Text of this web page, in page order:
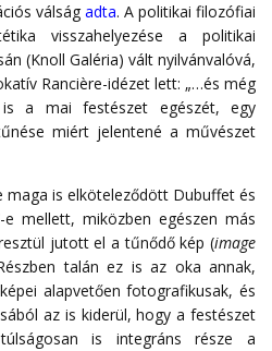
válság adta. A politikai filozófiai
visszahelyezése a politikai
(Knoll Galéria) vált nyilvánvalóvá,
Rancière-idézet lett: „…és még
a mai festészet egészét, egy
miért jelentené a művészet
maga is elköteleződött Dubuffet és
e mellett, miközben egészen más
jutott el a tűnődő kép (image
talán ez is az oka annak,
alapvetően fotografikusak, és
az is kiderül, hogy a festészet
is integráns része a